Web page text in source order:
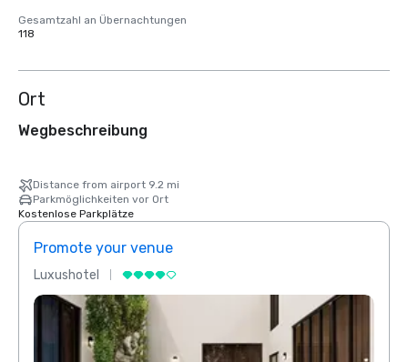
Gesamtzahl an Übernachtungen
118
Ort
Wegbeschreibung
Distance from airport 9.2 mi
Parkmöglichkeiten vor Ort
Kostenlose Parkplätze
Promote your venue
Luxushotel